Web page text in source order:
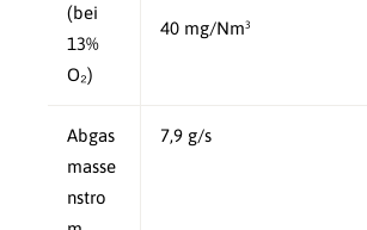
(bei
13%
O₂)
40 mg/Nm³
Abgas
masse
nstro
7,9 g/s